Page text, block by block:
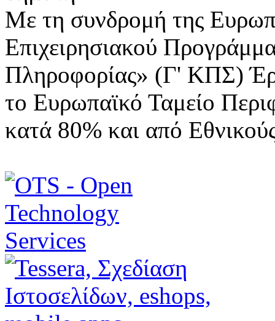
Με τη συνδρομή της
Επιχειρησιακού
Πληροφορίας» (Γ' ΚΠΣ)
το Ευρωπαϊκό Ταμείο
κατά 80% και από